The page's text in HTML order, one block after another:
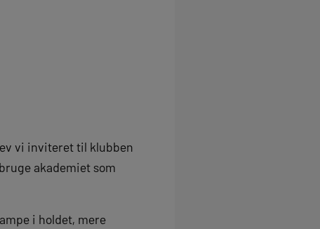
vi inviteret til klubben
akademiet som
i holdet, mere